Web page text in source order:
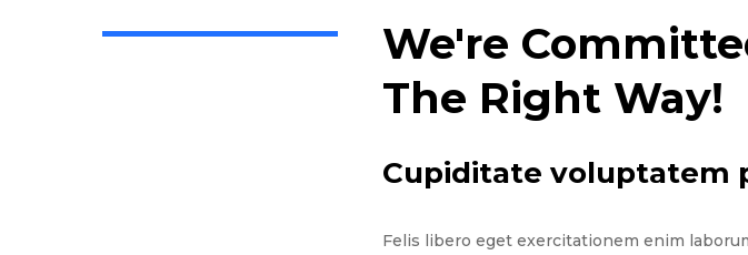
We're
The Right Way!
Cupiditate voluptatem
Felis libero eget exercitationem enim